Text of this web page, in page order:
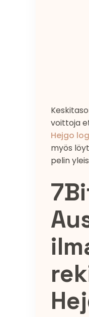
voittoja
Hejgo
myös
pelin